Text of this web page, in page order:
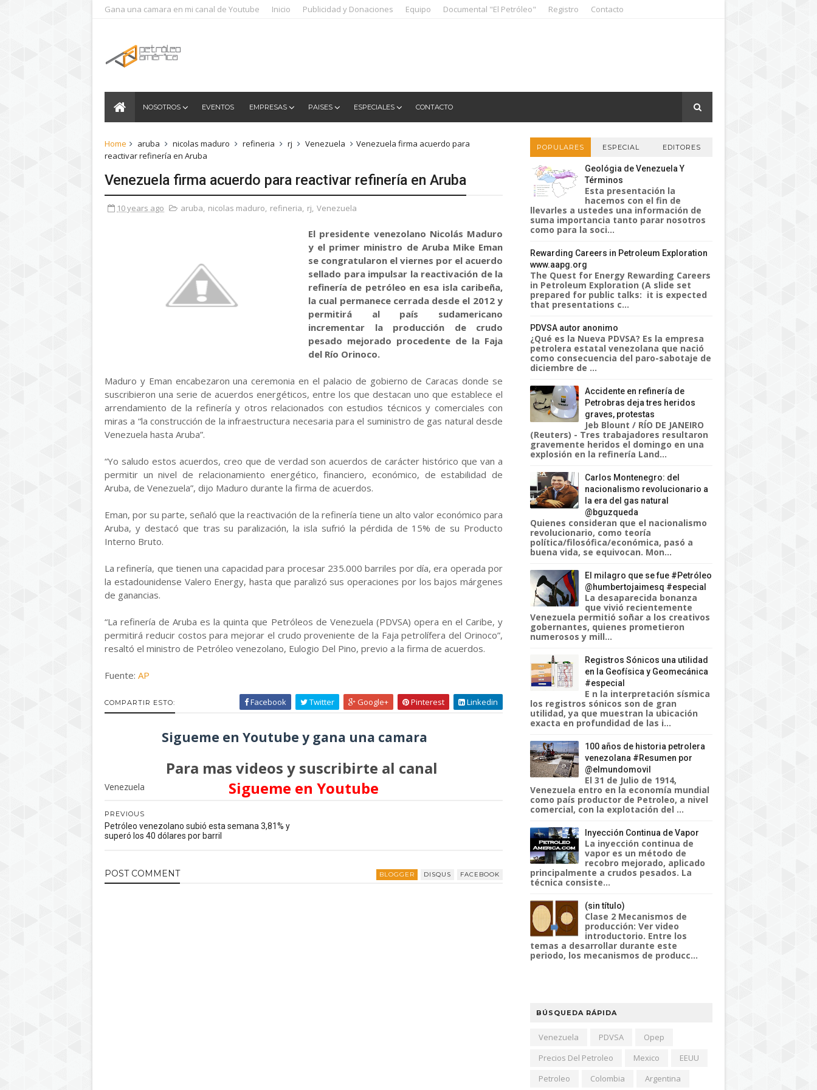
Gana una camara en mi canal de Youtube Inicio Publicidad y Donaciones Equipo Documental "El Petróleo" Registro Contacto
NOSOTROS EVENTOS EMPRESAS PAISES ESPECIALES CONTACTO
Home aruba nicolas maduro refineria rj Venezuela
Venezuela firma acuerdo para
reactivar refinería en Aruba
Venezuela firma acuerdo para reactivar refinería en Aruba
10 years ago aruba, nicolas maduro, refineria, rj, Venezuela
El presidente venezolano Nicolás Maduro
y el primer ministro de Aruba Mike Eman
se congratularon el viernes por el acuerdo
sellado para impulsar la reactivación de la
refinería de petróleo en esa isla caribeña,
la cual permanece cerrada desde el 2012 y
permitirá al país sudamericano
incrementar la producción de crudo
pesado mejorado procedente de la Faja
del Río Orinoco.
Maduro y Eman encabezaron una ceremonia en el palacio de gobierno de Caracas donde se
suscribieron una serie de acuerdos energéticos, entre los que destacan uno que establece el
arrendamiento de la refinería y otros relacionados con estudios técnicos y comerciales con
miras a “la construcción de la infraestructura necesaria para el suministro de gas natural desde
Venezuela hasta Aruba”.
“Yo saludo estos acuerdos, creo que de verdad son acuerdos de carácter histórico que van a
permitir un nivel de relacionamiento energético, financiero, económico, de estabilidad de
Aruba, de Venezuela”, dijo Maduro durante la firma de acuerdos.
Eman, por su parte, señaló que la reactivación de la refinería tiene un alto valor económico para
Aruba, y destacó que tras su paralización, la isla sufrió la pérdida de 15% de su Producto
Interno Bruto.
La refinería, que tienen una capacidad para procesar 235.000 barriles por día, era operada por
la estadounidense Valero Energy, hasta que paralizó sus operaciones por los bajos márgenes
de ganancias.
“La refinería de Aruba es la quinta que Petróleos de Venezuela (PDVSA) opera en el Caribe, y
permitirá reducir costos para mejorar el crudo proveniente de la Faja petrolífera del Orinoco”,
resaltó el ministro de Petróleo venezolano, Eulogio Del Pino, previo a la firma de acuerdos.
Fuente: AP
COMPARTIR ESTO: Facebook Twitter Google+ Pinterest Linkedin
Sigueme en Youtube y gana una camara
Para mas videos y suscribirte al canal
Sigueme en Youtube
Venezuela
PREVIOUS
Petróleo venezolano subió esta semana 3,81% y
superó los 40 dólares por barril
POST COMMENT BLOGGER DISQUS FACEBOOK
POPULARES ESPECIAL EDITORES
Geológia de Venezuela Y
Términos
Esta presentación la
hacemos con el fin de
llevarles a ustedes una información de
suma importancia tanto parar nosotros
como para la soci...
Rewarding Careers in Petroleum Exploration
www.aapg.org
The Quest for Energy Rewarding Careers
in Petroleum Exploration (A slide set
prepared for public talks: it is expected
that presentations c...
PDVSA autor anonimo
¿Qué es la Nueva PDVSA? Es la empresa
petrolera estatal venezolana que nació
como consecuencia del paro-sabotaje de
diciembre de ...
Accidente en refinería de
Petrobras deja tres heridos
graves, protestas
Jeb Blount / RÍO DE JANEIRO
(Reuters) - Tres trabajadores resultaron
gravemente heridos el domingo en una
explosión en la refinería Land...
Carlos Montenegro: del
nacionalismo revolucionario a
la era del gas natural
@bguzqueda
Quienes consideran que el nacionalismo
revolucionario, como teoría
política/filosófica/económica, pasó a
buena vida, se equivocan. Mon...
El milagro que se fue #Petróleo
@humbertojaimesq #especial
La desaparecida bonanza
que vivió recientemente
Venezuela permitió soñar a los creativos
gobernantes, quienes prometieron
numerosos y mill...
Registros Sónicos una utilidad
en la Geofísica y Geomecánica
#especial
E n la interpretación sísmica
los registros sónicos son de gran
utilidad, ya que muestran la ubicación
exacta en profundidad de las i...
100 años de historia petrolera
venezolana #Resumen por
@elmundomovil
El 31 de Julio de 1914,
Venezuela entro en la economía mundial
como país productor de Petroleo, a nivel
comercial, con la explotación del ...
Inyección Continua de Vapor
La inyección continua de
vapor es un método de
recobro mejorado, aplicado
principalmente a crudos pesados. La
técnica consiste...
(sin título)
Clase 2 Mecanismos de
producción: Ver video
introductorio. Entre los
temas a desarrollar durante este
periodo, los mecanismos de producc...
BÚSQUEDA RÁPIDA
Venezuela PDVSA
Opep
Precios Del Petroleo
Mexico
EEUU
Petroleo
Colombia
Argentina